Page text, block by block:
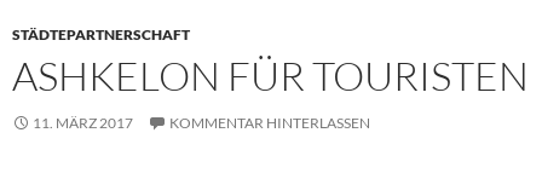
STÄDTEPARTNERSCHAFT
ASHKELON FÜR TOURISTEN
11. MÄRZ 2017 KOMMENTAR HINTERLASSEN